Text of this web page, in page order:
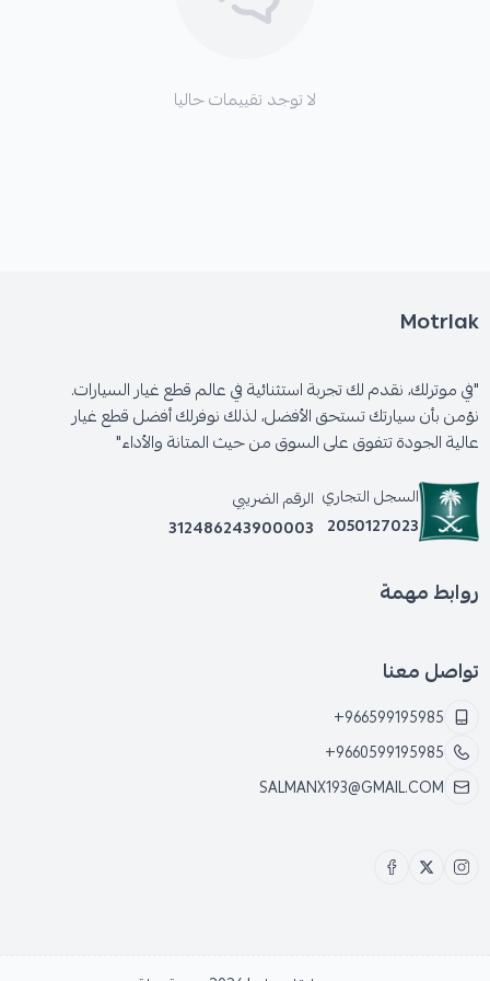
لا توجد تقييمات حاليا
Motrlak
"في موترلك، نقدم لك تجربة استثنائية في عالم قطع غيار السيارات.
نؤمن بأن سيارتك تستحق الأفضل، لذلك نوفرلك أفضل قطع غيار
عالية الجودة تتفوق على السوق من حيث المتانة والأداء"
السجل التجاري
2050127023
الرقم الضريبي
312486243900003
روابط مهمة
تواصل معنا
+966599195985
+9660599195985
SALMANX193@GMAIL.COM